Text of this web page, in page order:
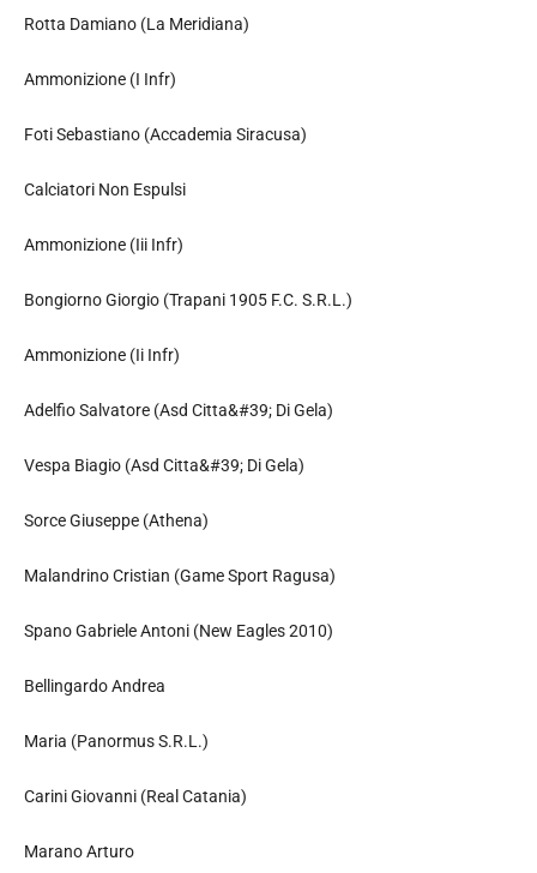
Rotta Damiano (La Meridiana)
Ammonizione (I Infr)
Foti Sebastiano (Accademia Siracusa)
Calciatori Non Espulsi
Ammonizione (Iii Infr)
Bongiorno Giorgio (Trapani 1905 F.C. S.R.L.)
Ammonizione (Ii Infr)
Adelfio Salvatore (Asd Citta&#39; Di Gela)
Vespa Biagio (Asd Citta&#39; Di Gela)
Sorce Giuseppe (Athena)
Malandrino Cristian (Game Sport Ragusa)
Spano Gabriele Antoni (New Eagles 2010)
Bellingardo Andrea
Maria (Panormus S.R.L.)
Carini Giovanni (Real Catania)
Marano Arturo